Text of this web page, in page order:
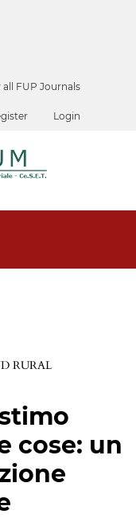
all FUP Journals
Login
RURAL
cose: un